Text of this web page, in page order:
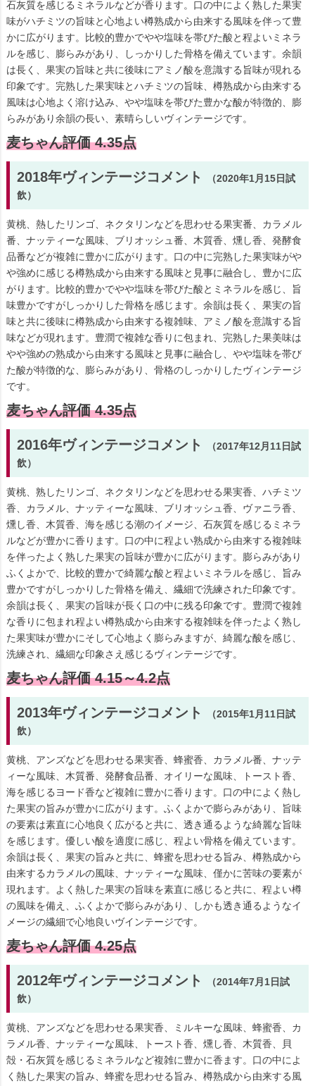
石灰質を感じるミネラルなどが香ります。口の中によく熟した果実
味がハチミツの旨味と心地よい樽熟成から由来する風味を伴って豊
かに広がります。比較的豊かでやや塩味を帯びた酸と程よいミネラ
ルを感じ、膨らみがあり、しっかりした骨格を備えています。余韻
は長く、果実の旨味と共に後味にアミノ酸を意識する旨味が現れる
印象です。完熟した果実味とハチミツの旨味、樽熟成から由来する
風味は心地よく溶け込み、やや塩味を帯びた豊かな酸が特徴的、膨
らみがあり余韻の長い、素晴らしいヴィンテージです。
麦ちゃん評価 4.35点
2018年ヴィンテージコメント
（2020年1月15日試
飲）
黄桃、熱したリンゴ、ネクタリンなどを思わせる果実番、カラメル
番、ナッティーな風味、ブリオッシュ番、木質香、燻し香、発酵食
品番などが複雑に豊かに広がります。口の中に完熟した果実味がや
や強めに感じる樽熟成から由来する風味と見事に融合し、豊かに広
がります。比較的豊かでやや塩味を帯びた酸とミネラルを感じ、旨
味豊かですがしっかりした骨格を感じます。余韻は長く、果実の旨
味と共に後味に樽熟成から由来する複雑味、アミノ酸を意識する旨
味などが現れます。豊潤で複雑な香りに包まれ、完熟した果美味は
やや強めの熟成から由来する風味と見事に融合し、やや塩味を帯び
た酸が特徴的な、膨らみがあり、骨格のしっかりしたヴィンテージ
です。
麦ちゃん評価 4.35点
2016年ヴィンテージコメント
（2017年12月11日試
飲）
黄桃、熟したリンゴ、ネクタリンなどを思わせる果実香、ハチミツ
香、カラメル、ナッティーな風味、ブリオッシュ香、ヴァニラ香、
燻し香、木質香、海を感じる潮のイメージ、石灰質を感じるミネラ
ルなどが豊かに香ります。口の中に程よい熟成から由来する複雑味
を伴ったよく熟した果実の旨味が豊かに広がります。膨らみがあり
ふくよかで、比較的豊かで綺麗な酸と程よいミネラルを感じ、旨み
豊かですがしっかりした骨格を備え、繊細で洗練された印象です。
余韻は長く、果実の旨味が長く口の中に残る印象です。豊潤で複雑
な香りに包まれ程よい樽熟成から由来する複雑味を伴ったよく熟し
た果実味が豊かにそして心地よく膨らみますが、綺麗な酸を感じ、
洗練され、繊細な印象さえ感じるヴィンテージです。
麦ちゃん評価 4.15～4.2点
2013年ヴィンテージコメント
（2015年1月11日試
飲）
黄桃、アンズなどを思わせる果実香、蜂蜜香、カラメル番、ナッテ
ィーな風味、木質番、発酵食品番、オイリーな風味、トースト香、
海を感じるヨード香など複雑に豊かに香ります。口の中によく熱し
た果実の旨みが豊かに広がります。ふくよかで膨らみがあり、旨味
の要素は素直に心地良く広がると共に、透き通るような綺麗な旨味
を感じます。優しい酸を適度に感じ、程よい骨格を備えています。
余韻は長く、果実の旨みと共に、蜂蜜を思わせる旨み、樽熟成から
由来するカラメルの風味、ナッティーな風味、僅かに苦味の要素が
現れます。よく熱した果実の旨味を素直に感じると共に、程よい樽
の風味を備え、ふくよかで膨らみがあり、しかも透き通るようなイ
メージの繊細で心地良いヴインテージです。
麦ちゃん評価 4.25点
2012年ヴィンテージコメント
（2014年7月1日試
飲）
黄桃、アンズなどを思わせる果実香、ミルキーな風味、蜂蜜香、カ
ラメル香、ナッティーな風味、トースト香、燻し香、木質香、貝
殻・石灰質を感じるミネラルなど複雑に豊かに香ます。口の中によ
く熱した果実の旨み、蜂蜜を思わせる旨み、樽熟成から由来する風